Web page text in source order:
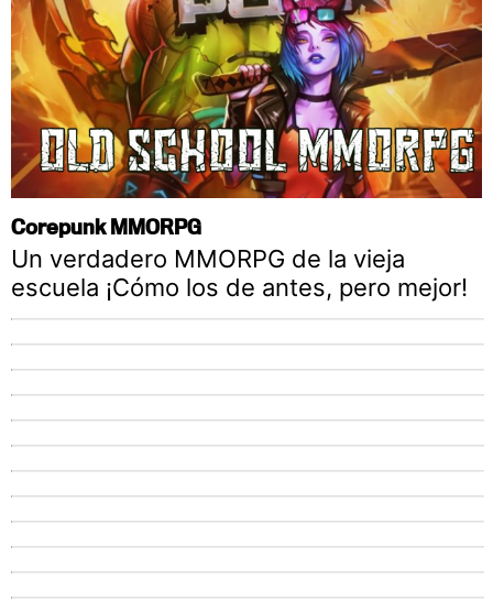
Corepunk MMORPG
Un verdadero MMORPG de la vieja
escuela ¡Cómo los de antes, pero mejor!